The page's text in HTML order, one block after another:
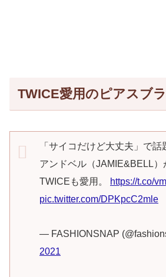
TWICE愛用のピアスブ
「サイコだけど大丈夫」で
アンドベル（JAMIE&BELL）
TWICEも愛用。
https://t.co/
pic.twitter.com/DPKpcC2mle
— FASHIONSNAP
2021